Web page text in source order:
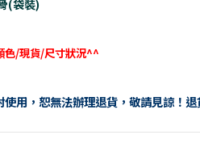
(袋裝)
色/現貨/尺寸狀況^^
用，恕無法辦理退貨，敬請見諒！